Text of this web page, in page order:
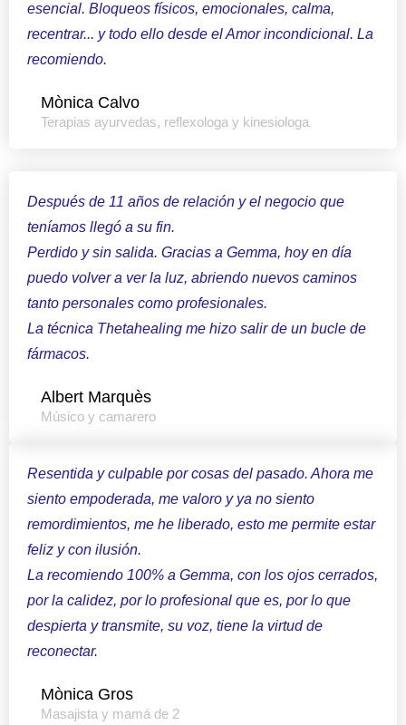
esencial. Bloqueos físicos, emocionales, calma,
recentrar... y todo ello desde el Amor incondicional. La
recomiendo.
Mònica Calvo
Terapias ayurvedas, reflexologa y kinesiologa
Después de 11 años de relación y el negocio que
teníamos llegó a su fin.
Perdido y sin salida. Gracias a Gemma, hoy en día
puedo volver a ver la luz, abriendo nuevos caminos
tanto personales como profesionales.
La técnica Thetahealing me hizo salir de un bucle de
fármacos.
Albert Marquès
Músico y camarero
Resentida y culpable por cosas del pasado. Ahora me
siento empoderada, me valoro y ya no siento
remordimientos, me he liberado, esto me permite estar
feliz y con ilusión.
La recomiendo 100% a Gemma, con los ojos cerrados,
por la calidez, por lo profesional que es, por lo que
despierta y transmite, su voz, tiene la virtud de
reconectar.
Mònica Gros
Masajista y mamá de 2